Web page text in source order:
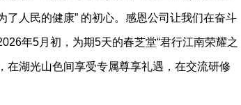
人民的健康” 的初心。感恩公司让我们在奋斗
年5月初，为期5天的春芝堂“君行江南荣耀之
在湖光山色间享受专属尊享礼遇，在交流研修